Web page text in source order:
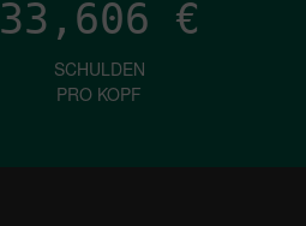
33,606 €
SCHULDEN
PRO KOPF